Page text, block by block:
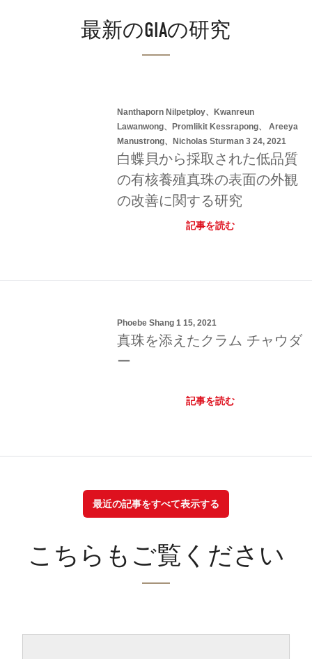
最新のGIAの研究
Nanthaporn Nilpetploy、Kwanreun
Lawanwong、Promlikit Kessrapong、 Areeya
Manustrong、Nicholas Sturman 3 24, 2021
白蝶貝から採取された低品質
の有核養殖真珠の表面の外観
の改善に関する研究
記事を読む
Phoebe Shang 1 15, 2021
真珠を添えたクラム チャウダ
ー
記事を読む
最近の記事をすべて表示する
こちらもご覧ください